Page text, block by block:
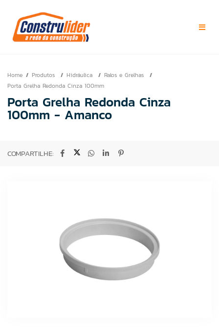
Home Produtos Hidráulica
Ralos e Grelhas
Porta Grelha Redonda Cinza 100mm
Porta Grelha Redonda Cinza
100mm - Amanco
COMPARTILHE: